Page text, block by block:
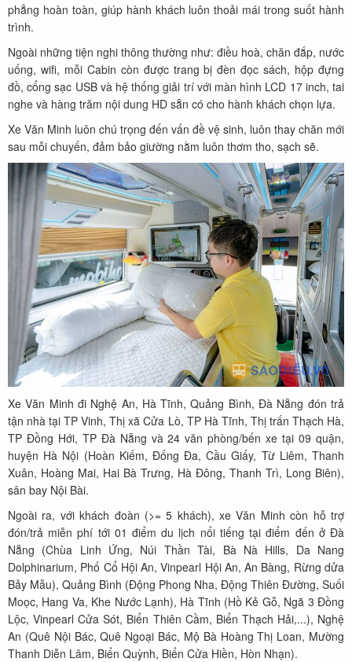
phẳng hoàn toàn, giúp hành khách luôn thoải mái trong suốt hành
trình.
Ngoài những tiện nghi thông thường như: điều hoà, chăn đắp, nước
uống, wifi, mỗi Cabin còn được trang bị đèn đọc sách, hộp đựng
đồ, cổng sạc USB và hệ thống giải trí với màn hình LCD 17 inch, tai
nghe và hàng trăm nội dung HD sẵn có cho hành khách chọn lựa.
Xe Văn Minh luôn chú trọng đến vấn đề vệ sinh, luôn thay chăn mới
sau mỗi chuyến, đảm bảo giường nằm luôn thơm tho, sạch sẽ.
Xe Văn Minh đi Nghệ An, Hà Tĩnh, Quảng Bình, Đà Nẵng đón trả
tận nhà tại TP Vinh, Thị xã Cửa Lò, TP Hà Tĩnh, Thị trấn Thạch Hà,
TP Đồng Hới, TP Đà Nẵng và 24 văn phòng/bến xe tại 09 quận,
huyện Hà Nội (Hoàn Kiếm, Đống Đa, Cầu Giấy, Từ Liêm, Thanh
Xuân, Hoàng Mai, Hai Bà Trưng, Hà Đông, Thanh Trì, Long Biên),
sân bay Nội Bài.
Ngoài ra, với khách đoàn (>= 5 khách), xe Văn Minh còn hỗ trợ
đón/trả miễn phí tới 01 điểm du lịch nổi tiếng tại điểm đến ở Đà
Nẵng (Chùa Linh Ứng, Núi Thần Tài, Bà Nà Hills, Da Nang
Dolphinarium, Phố Cổ Hội An, Vinpearl Hội An, An Bàng, Rừng dửa
Bảy Mẫu), Quảng Bình (Động Phong Nha, Động Thiên Đường, Suối
Moọc, Hang Va, Khe Nước Lạnh), Hà Tĩnh (Hồ Kẻ Gỗ, Ngã 3 Đồng
Lộc, Vinpearl Cửa Sót, Biển Thiên Cầm, Biển Thạch Hải,...), Nghệ
An (Quê Nội Bác, Quê Ngoại Bác, Mộ Bà Hoàng Thị Loan, Mường
Thanh Diễn Lâm, Biển Quỳnh, Biển Cửa Hiền, Hòn Nhạn).